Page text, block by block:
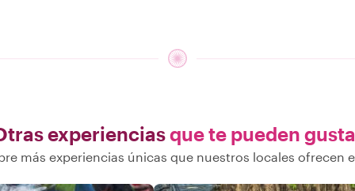
experienciasque te pueden
más experiencias únicas que nuestros locales ofrecen